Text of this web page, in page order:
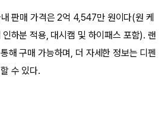
판매 가격은 2억 4,547만 원이다(원 케
하분 적용, 대시캠 및 하이패스 포함). 랜
해 구매 가능하며, 더 자세한 정보는 디펜
수 있다.